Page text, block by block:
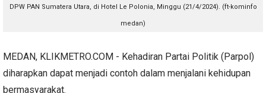
DPW PAN Sumatera Utara, di Hotel Le Polonia, Minggu (21/4/2024). (ft-kominfo
medan)
MEDAN, KLIKMETRO.COM - Kehadiran Partai Politik (Parpol)
diharapkan dapat menjadi contoh dalam menjalani kehidupan
bermasyarakat.